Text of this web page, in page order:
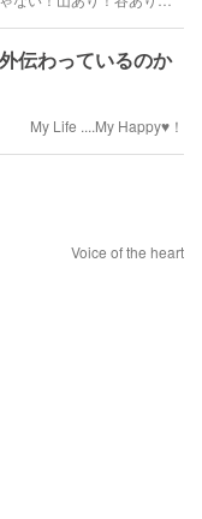
伝わっているのか
My Life ....My Happy♥！
Voice of the heart